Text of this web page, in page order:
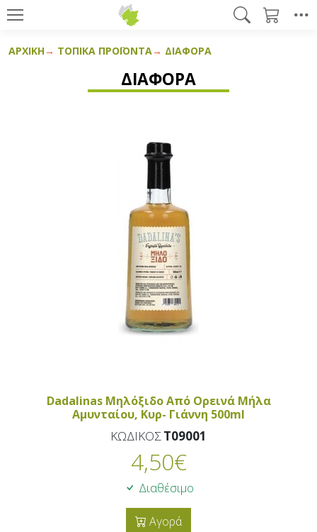
ΑΡΧΙΚΉ ΤΟΠΙΚΆ ΠΡΟΪΌΝΤΑ ΔΙΆΦΟΡΑ
ΔΙΆΦΟΡΑ
Dadalinas Μηλόξιδο Από Ορεινά Μήλα
Αμυνταίου, Κυρ- Γιάννη 500ml
ΚΩΔΙΚΟΣT09001
4,50€
Διαθέσιμο
Αγορά